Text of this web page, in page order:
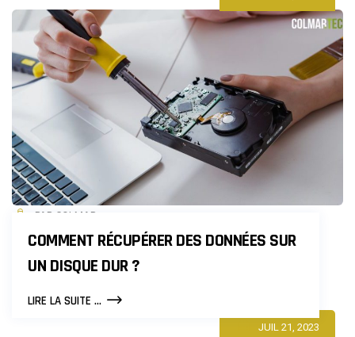
PAR COLMAR
COMMENT RÉCUPÉRER DES DONNÉES SUR
UN DISQUE DUR ?
LIRE LA SUITE ...COMMENT
JUIL 21, 2023